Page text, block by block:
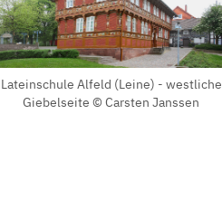
Lateinschule Alfeld (Leine) - westliche
Giebelseite © Carsten Janssen